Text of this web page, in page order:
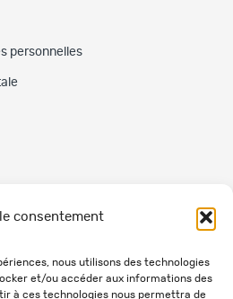
consentement
nous utilisons des technologies
et/ou accéder aux informations des
à ces technologies nous permettra de
personnelles